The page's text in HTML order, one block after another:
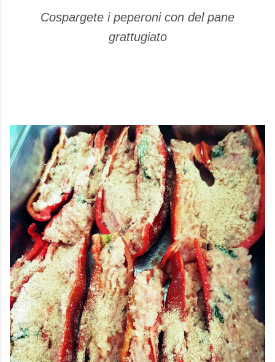
Cospargete i peperoni con del pane
grattugiato